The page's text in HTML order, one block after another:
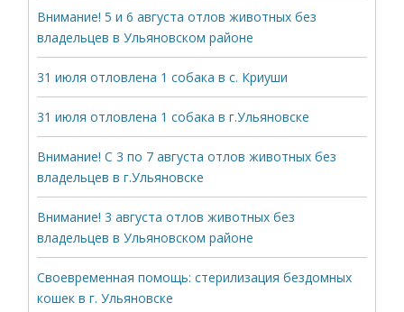
Внимание! 5 и 6 августа отлов животных без
владельцев в Ульяновском районе
31 июля отловлена 1 собака в с. Криуши
31 июля отловлена 1 собака в г.Ульяновске
Внимание! С 3 по 7 августа отлов животных без
владельцев в г.Ульяновске
Внимание! 3 августа отлов животных без
владельцев в Ульяновском районе
Своевременная помощь: стерилизация бездомных
кошек в г. Ульяновске